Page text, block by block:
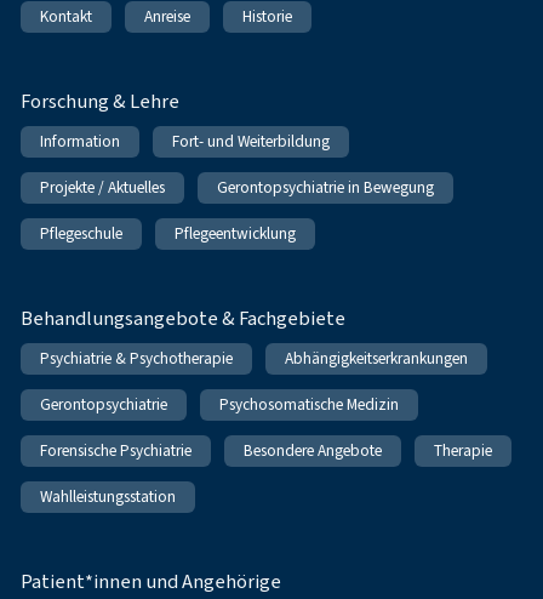
Kontakt Anreise Historie
Forschung & Lehre
Information Fort- und Weiterbildung
Projekte / Aktuelles Gerontopsychiatrie in Bewegung
Pflegeschule Pflegeentwicklung
Behandlungsangebote & Fachgebiete
Psychiatrie & Psychotherapie Abhängigkeitserkrankungen
Gerontopsychiatrie Psychosomatische Medizin
Forensische Psychiatrie Besondere Angebote Therapie
Wahlleistungsstation
Patient*innen und Angehörige